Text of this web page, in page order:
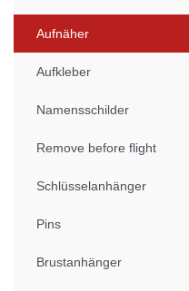
Aufnäher
Aufkleber
Namensschilder
Remove before flight
Schlüsselanhänger
Pins
Brustanhänger